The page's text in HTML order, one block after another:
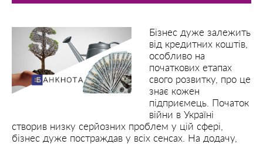
Бізнес дуже залежить
від кредитних коштів,
особливо на
початкових етапах
свого розвитку, про це
знає кожен
підприємець. Початок
війни в Україні
створив низку серйозних проблем у цій сфері,
бізнес дуже постраждав у всіх сенсах. На додачу,